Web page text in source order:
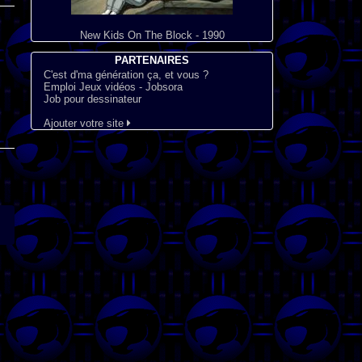
New Kids On The Block - 1990
PARTENAIRES
C'est d'ma génération ça, et vous ?
Emploi Jeux vidéos - Jobsora
Job pour dessinateur
Ajouter votre site